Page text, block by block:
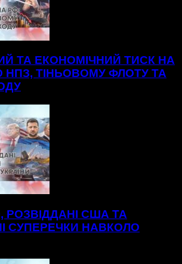
ТА ЕКОНОМІЧНИЙ ТИСК НА
НПЗ, ТІНЬОВОМУ ФЛОТУ ТА
РОЗВІДДАНІ США ТА
СУПЕРЕЧКИ НАВКОЛО